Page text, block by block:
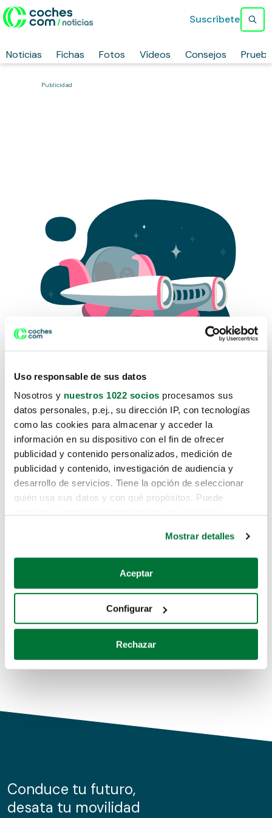
Uso responsable de sus datos
Nosotros y nuestros 1022 socios procesamos sus
datos personales, p.ej., su dirección IP, con tecnologías
como las cookies para almacenar y acceder la
información en su dispositivo con el fin de ofrecer
publicidad y contenido personalizados, medición de
publicidad y contenido, investigación de audiencia y
desarrollo de servicios. Tiene la opción de seleccionar
quién usa sus datos y con qué propósitos. Puede
Si lo permite, también quisiéramos:
Recopilar información sobre su ubicación geográfica
Identificar su dispositivo analizándolo activamente
para buscar características específicas (huellas
Obtenga más información sobre cómo se procesan sus
de cookies.
información sobre el uso que haga del sitio web con
nuestros partners de redes sociales, publicidad y análisis
Mostrar detalles
Aceptar
Configurar
Rechazar
Noticias Fichas Fotos Vídeos Consejos
Suscríbete
Publicidad
Lo sentimos, no sabemos como
te hemos traido hasta aquí.
Pero puedes encontrar el coche que estás
buscando en alguno de estos enlaces:
Coches de segunda mano
Coches de km0
Conduce tu futuro,
desata tu movilidad